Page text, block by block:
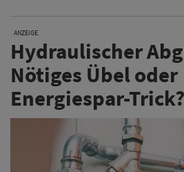
ANZEIGE
Hydraulischer
Nötiges Übel oder
Energiespar-Trick?